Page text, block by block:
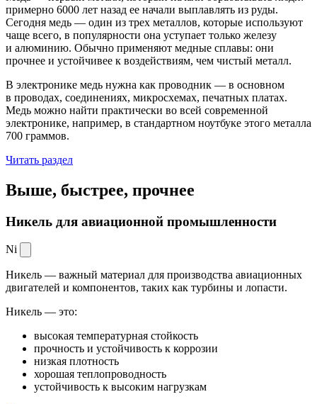
примерно 6000 лет назад ее начали выплавлять из руды.
Сегодня медь — один из трех металлов, которые используют
чаще всего, в популярности она уступает только железу
и алюминию. Обычно применяют медные сплавы: они
прочнее и устойчивее к воздействиям, чем чистый металл.
В электронике медь нужна как проводник — в основном
в проводах, соединениях, микросхемах, печатных платах.
Медь можно найти практически во всей современной
электронике, например, в стандартном ноутбуке этого металла
700 граммов.
Читать раздел
Выше, быстрее, прочнее
Никель для авиационной промышленности
Ni
Никель — важный материал для производства авиационных
двигателей и компонентов, таких как турбины и лопасти.
Никель — это:
высокая температурная стойкость
прочность и устойчивость к коррозии
низкая плотность
хорошая теплопроводность
устойчивость к высоким нагрузкам